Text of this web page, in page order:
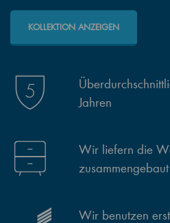
KOLLEKTION ANZEIGEN
Jahren
Wir liefern die
zusammengebaut
Wir benutzen